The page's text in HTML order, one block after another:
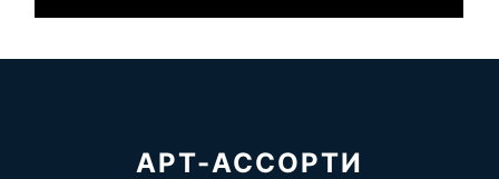
АРТ-АССОРТИ